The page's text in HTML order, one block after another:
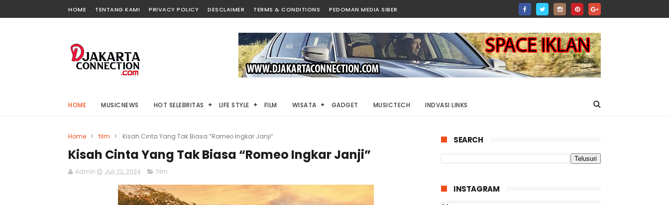
HOME TENTANG KAMI PRIVACY POLICY DESCLAIMER TERMS & CONDITIONS PEDOMAN MEDIA SIBER
HOME MUSICNEWS HOT SELEBRITAS LIFE STYLE FILM WISATA GADGET MUSICTECH INDVASI LINKS
Home > film > Kisah Cinta Yang Tak Biasa “Romeo Ingkar Janji”
Kisah Cinta Yang Tak Biasa “Romeo Ingkar Janji”
Admin Juli 22, 2024 film
SEARCH
INSTAGRAM